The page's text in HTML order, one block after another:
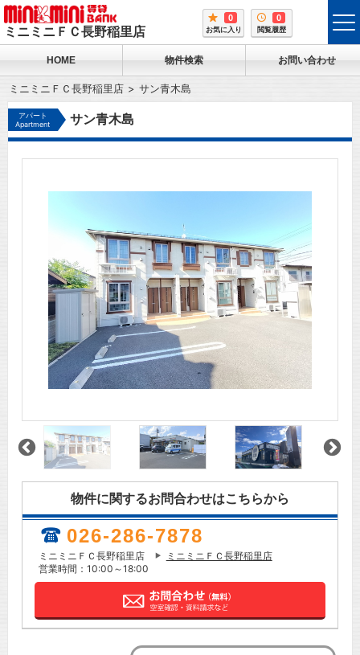
ミニミニＦＣ長野稲里店
0
お気に入り
0
閲覧履歴
HOME 物件検索 お問い合わせ
ミニミニＦＣ長野稲里店 サン青木島
アパート
Apartment
サン青木島
物件に関するお問合わせはこちらから
026-286-7878
ミニミニＦＣ長野稲里店
ミニミニＦＣ長野稲里店
営業時間：10:00～18:00